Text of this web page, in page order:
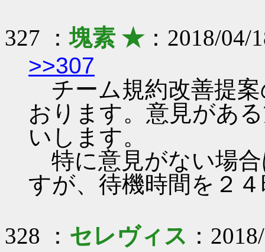
327 ：塊素 ★：2018/04/
>>307
チーム規約改善提案
おります。意見があ
いします。
特に意見がない場
すが、待機時間を２
328 ： セレヴィス ：